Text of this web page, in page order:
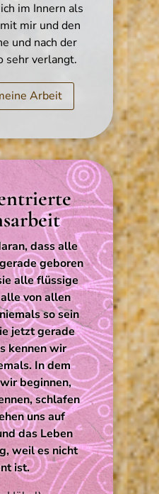
im Innern als
mir und den
und nach der
sehr verlangt.
Arbeit
dass alle
geboren
alle flüssige
von allen
so sein
jetzt gerade
kennen wir
In dem
beginnen,
schlafen
uns auf
das Leben
weil es nicht
ist.